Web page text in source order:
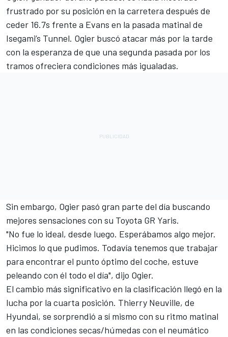
frustrado por su posición en la carretera después de
ceder 16.7s frente a Evans en la pasada matinal de
Isegami’s Tunnel. Ogier buscó atacar más por la tarde
con la esperanza de que una segunda pasada por los
tramos ofreciera condiciones más igualadas.
Sin embargo, Ogier pasó gran parte del día buscando
mejores sensaciones con su Toyota GR Yaris.
"No fue lo ideal, desde luego. Esperábamos algo mejor.
Hicimos lo que pudimos. Todavía tenemos que trabajar
para encontrar el punto óptimo del coche, estuve
peleando con él todo el día", dijo Ogier.
El cambio más significativo en la clasificación llegó en la
lucha por la cuarta posición. Thierry Neuville, de
Hyundai, se sorprendió a sí mismo con su ritmo matinal
en las condiciones secas/húmedas con el neumático